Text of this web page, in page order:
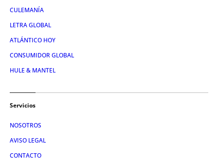
CULEMANÍA
LETRA GLOBAL
ATLÁNTICO HOY
CONSUMIDOR GLOBAL
HULE & MANTEL
Servicios
NOSOTROS
AVISO LEGAL
CONTACTO